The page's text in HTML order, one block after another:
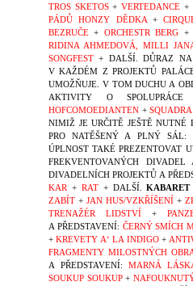
TROS SKETOS+VERTEDANCE +
PÁDŮ HONZY DĚDKA+
BEZRUČE + ORCHESTR BERG
RIDINA AHMEDOVÁ, MILLI
SONGFEST + DALŠÍ. DŮRAZ
V KAŽDÉM Z PROJEKTŮ
UMOŽŇUJE. V TOM DUCHU A
AKTIVITY O
HOFCOMOEDIANTEN + SQUADRA
NIMIŽ JE URČITĚ JEŠTĚ NUTNÉ
PRO NATĚŠENÝ A PLNÝ SÁL:
ÚPLNOST TAKÉ PREZENTOVAT
FREKVENTOVANÝCH
DIVADELNÍCH PROJEKTŮ A
KAR + RAT+ DALŠÍ.
ZABÍT + JAN HUS/VZKŘÍŠENÍ+
TRENAŽÉR LIDSTVÍ +
A PŘEDSTAVENÍ: ČERNÝ SMÍCH
+KREVETY A‘ LA INDIGO+
FRAGMENTY MILOSTNÝCH
A PŘEDSTAVENÍ: MARNÁ
SOUKUP SOUKUP+